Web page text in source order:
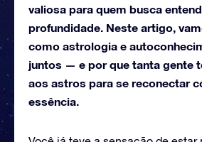
valiosa para quem busca
profundidade. Neste artigo,
como astrologia e
juntos — e por que tanta gente
aos astros para se reconectar
essência.